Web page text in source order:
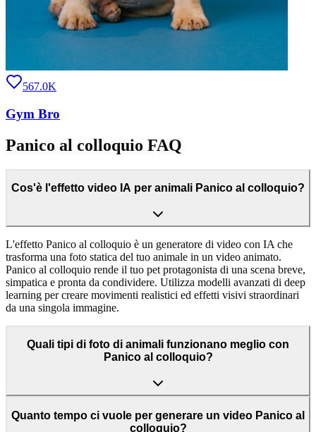
567.0K
Gym Bro
Panico al colloquio FAQ
Cos'è l'effetto video IA per animali Panico al colloquio?
L'effetto Panico al colloquio è un generatore di video con IA che
trasforma una foto statica del tuo animale in un video animato.
Panico al colloquio rende il tuo pet protagonista di una scena breve,
simpatica e pronta da condividere. Utilizza modelli avanzati di deep
learning per creare movimenti realistici ed effetti visivi straordinari
da una singola immagine.
Quali tipi di foto di animali funzionano meglio con
Panico al colloquio?
Quanto tempo ci vuole per generare un video Panico al
colloquio?